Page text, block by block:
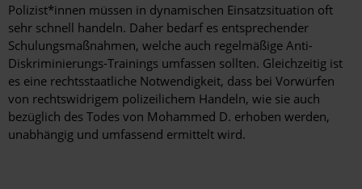
Polizist*innen müssen in dynamischen Einsatzsituation oft
sehr schnell handeln. Daher bedarf es entsprechender
Schulungsmaßnahmen, welche auch regelmäßige Anti-
Diskriminierungs-Trainings umfassen sollten. Gleichzeitig ist
es eine rechtsstaatliche Notwendigkeit, dass bei Vorwürfen
von rechtswidrigem polizeilichem Handeln, wie sie auch
bezüglich des Todes von Mohammed D. erhoben werden,
unabhängig und umfassend ermittelt wird.